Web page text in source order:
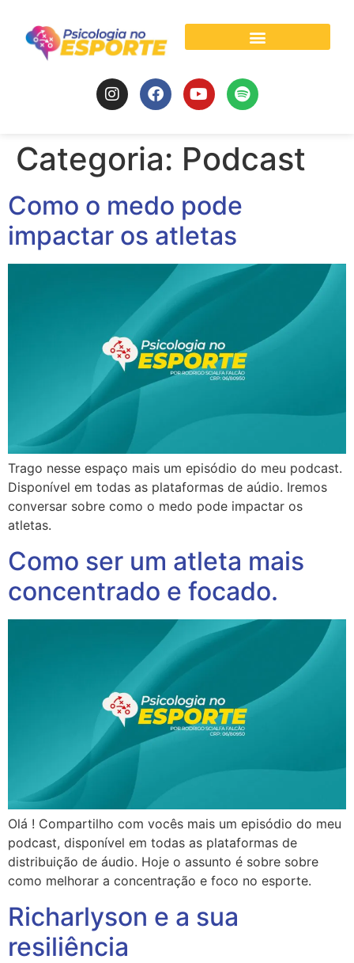
Categoria: Podcast
Como o medo pode
impactar os atletas
Trago nesse espaço mais um episódio do meu podcast.
Disponível em todas as plataformas de aúdio. Iremos
conversar sobre como o medo pode impactar os
atletas.
Como ser um atleta mais
concentrado e focado.
Olá ! Compartilho com vocês mais um episódio do meu
podcast, disponível em todas as plataformas de
distribuição de áudio. Hoje o assunto é sobre sobre
como melhorar a concentração e foco no esporte.
Richarlyson e a sua
resiliência